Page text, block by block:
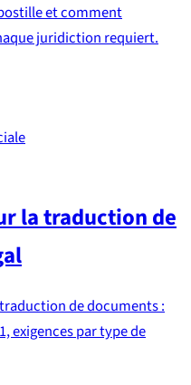
et comment
juridiction requiert.
la traduction de
de documents :
exigences par type de